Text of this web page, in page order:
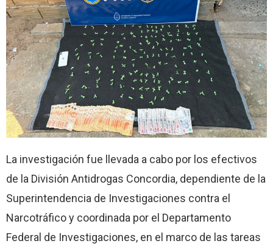
La investigación fue llevada a cabo por los efectivos
de la División Antidrogas Concordia, dependiente de la
Superintendencia de Investigaciones contra el
Narcotráfico y coordinada por el Departamento
Federal de Investigaciones, en el marco de las tareas